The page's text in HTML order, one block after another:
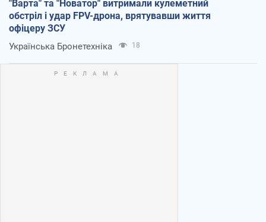
"Варта" та "Новатор" витримали кулеметний
обстріл і удар FPV-дрона, врятувавши життя
офіцеру ЗСУ
Українська Бронетехніка 18